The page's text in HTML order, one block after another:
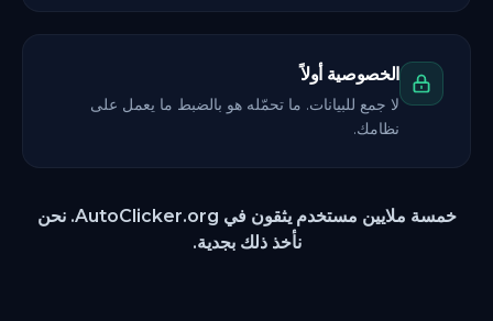
الخصوصية أولاً
لا جمع للبيانات. ما تحمّله هو بالضبط ما يعمل على
نظامك.
خمسة ملايين مستخدم يثقون في AutoClicker.org. نحن
نأخذ ذلك بجدية.